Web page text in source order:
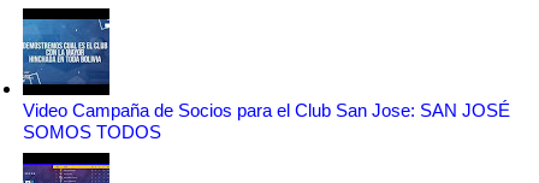
Video Campaña de Socios para el Club San Jose: SAN JOSÉ
SOMOS TODOS